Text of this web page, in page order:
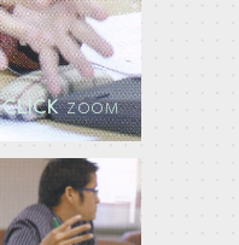
CLICKZOOM